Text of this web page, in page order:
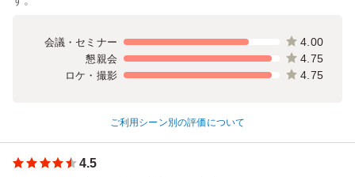
会議・セミナー 4.00
懇親会 4.75
ロケ・撮影 4.75
ご利用シーン別の評価について
4.5